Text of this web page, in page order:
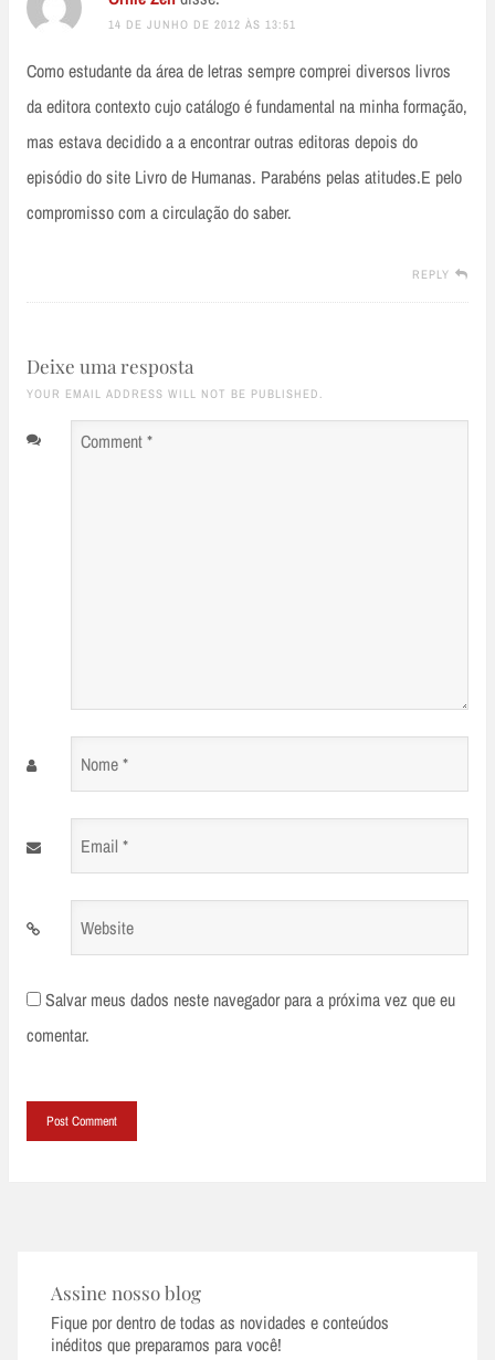
14 DE JUNHO DE 2012 ÀS 13:51
Como estudante da área de letras sempre comprei diversos livros
da editora contexto cujo catálogo é fundamental na minha formação,
mas estava decidido a a encontrar outras editoras depois do
episódio do site Livro de Humanas. Parabéns pelas atitudes.E pelo
compromisso com a circulação do saber.
REPLY
Deixe uma resposta
YOUR EMAIL ADDRESS WILL NOT BE PUBLISHED.
Comment
Nome
Email
Website
Salvar meus dados neste navegador para a próxima vez que eu
comentar.
Assine nosso blog
Fique por dentro de todas as novidades e conteúdos
inéditos que preparamos para você!